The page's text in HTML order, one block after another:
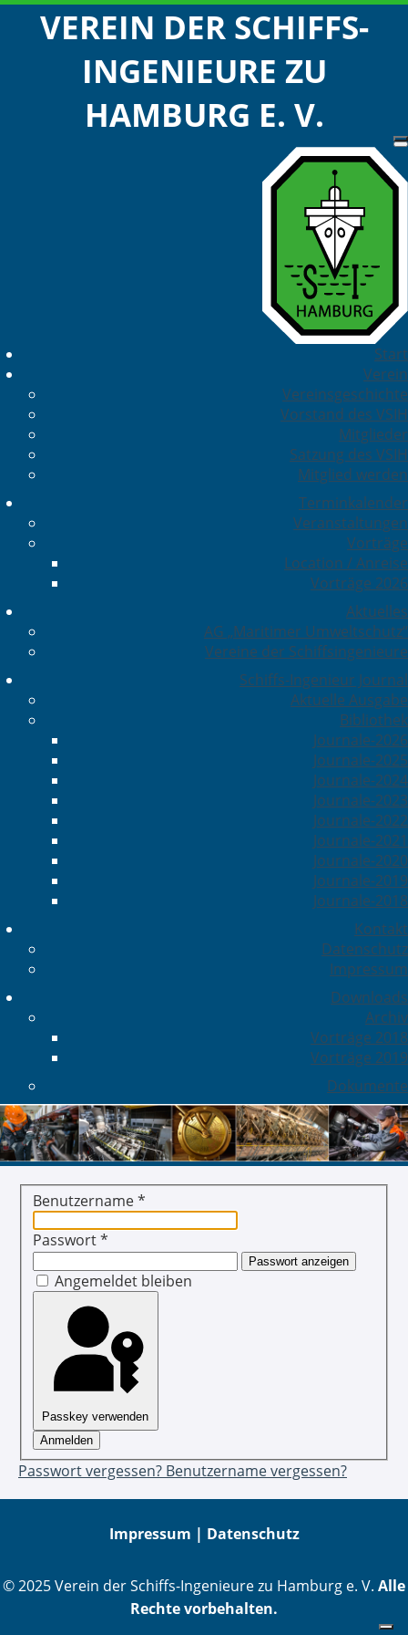
VEREIN DER SCHIFFS-
INGENIEURE ZU
HAMBURG E. V.
Start
Verein
Vereinsgeschichte
Vorstand des VSIH
Mitglieder
Satzung des VSIH
Mitglied werden
Terminkalender
Veranstaltungen
Vorträge
Location / Anreise
Vorträge 2026
Aktuelles
AG „Maritimer Umweltschutz“
Vereine der Schiffsingenieure
Schiffs-Ingenieur Journal
Aktuelle Ausgabe
Bibliothek
Journale-2026
Journale-2025
Journale-2024
Journale-2023
Journale-2022
Journale-2021
Journale-2020
Journale-2019
Journale-2018
Kontakt
Datenschutz
Impressum
Downloads
Archiv
Vorträge 2018
Vorträge 2019
Dokumente
Benutzername*
Passwort*
Passwort anzeigen
Angemeldet bleiben
Passkey verwenden
Anmelden
Passwort vergessen? Benutzername vergessen?
Impressum | Datenschutz
© 2025 Verein der Schiffs-Ingenieure zu Hamburg e. V. Alle
Rechte vorbehalten.